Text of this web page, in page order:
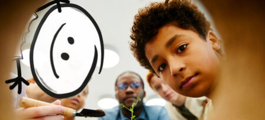
Skip to main content
Show accessibility statement